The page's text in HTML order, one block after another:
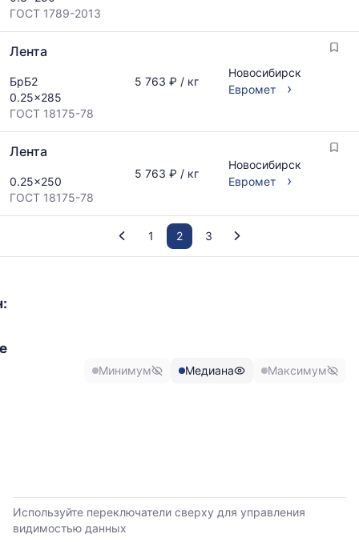
ГОСТ 1789-2013
Лента
БрБ2
0.25x285
ГОСТ 18175-78
5 763 ₽ / кг
Новосибирск
Евромет
›
Лента
0.25x250
ГОСТ 18175-78
5 763 ₽ / кг
Новосибирск
Евромет
›
1 2 3
максимальной
последние
6
месяцев.
Минимум Медиана Максимум
Используйте переключатели сверху для управления
видимостью данных